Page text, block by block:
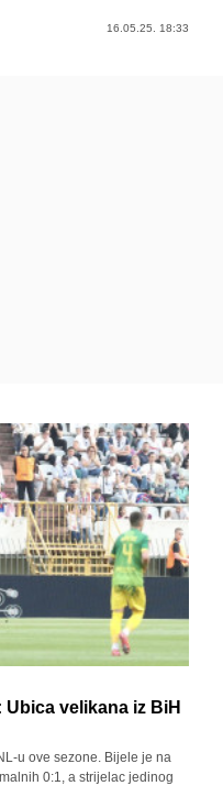
16.05.25. 18:33
velikana iz BiH
u ove sezone. Bijele je na
0:1, a strijelac jedinog